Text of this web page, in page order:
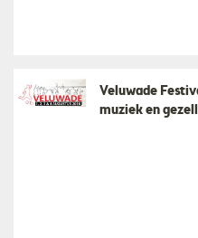
Veluwade
muziek en